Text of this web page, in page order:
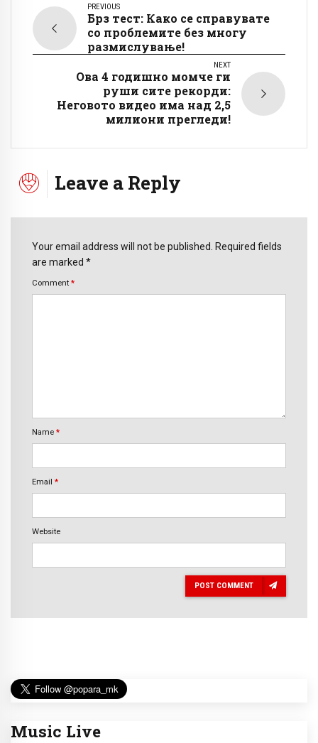
PREVIOUS
Брз тест: Како се справувате
со проблемите без многу
размислување!
NEXT
Ова 4 годишно момче ги
руши сите рекорди:
Неговото видео има над 2,5
милиони прегледи!
Leave a Reply
Your email address will not be published. Required fields
are marked *
Comment *
Name *
Email *
Website
POST COMMENT
Music Live